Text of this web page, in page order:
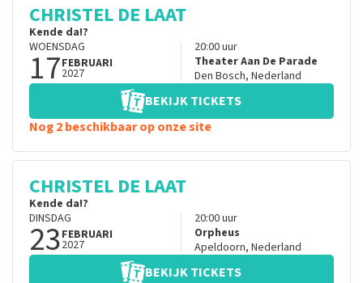
CHRISTEL DE LAAT
Kende da!?
WOENSDAG
17FEBRUARI
2027
20:00uur
Theater Aan De Parade
Den Bosch, Nederland
BEKIJK TICKETS
Nog 2 beschikbaar op onze site
CHRISTEL DE LAAT
Kende da!?
DINSDAG
23FEBRUARI
2027
20:00uur
Orpheus
Apeldoorn, Nederland
BEKIJK TICKETS